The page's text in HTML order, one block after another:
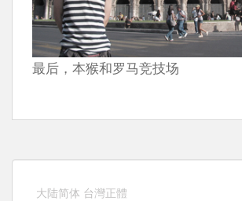
最后，本猴和罗马竞技场
大陆简体 台灣正體